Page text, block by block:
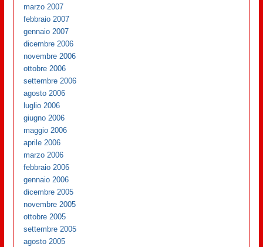
marzo 2007
febbraio 2007
gennaio 2007
dicembre 2006
novembre 2006
ottobre 2006
settembre 2006
agosto 2006
luglio 2006
giugno 2006
maggio 2006
aprile 2006
marzo 2006
febbraio 2006
gennaio 2006
dicembre 2005
novembre 2005
ottobre 2005
settembre 2005
agosto 2005